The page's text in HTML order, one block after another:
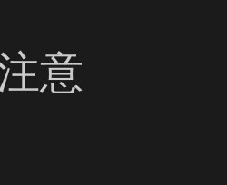
意